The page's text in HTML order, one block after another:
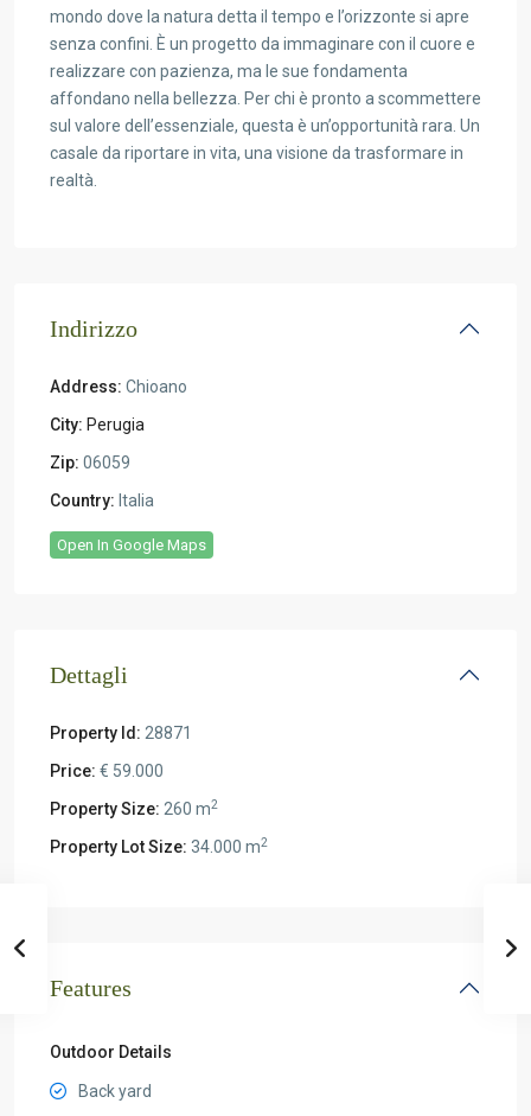
mondo dove la natura detta il tempo e l’orizzonte si apre
senza confini. È un progetto da immaginare con il cuore e
realizzare con pazienza, ma le sue fondamenta
affondano nella bellezza. Per chi è pronto a scommettere
sul valore dell’essenziale, questa è un’opportunità rara. Un
casale da riportare in vita, una visione da trasformare in
realtà.
Indirizzo
Address: Chioano
City: Perugia
Zip: 06059
Country: Italia
Open In Google Maps
Dettagli
Property Id: 28871
Price: € 59.000
Property Size: 260 m2
Property Lot Size: 34.000 m2
Features
Outdoor Details
Back yard